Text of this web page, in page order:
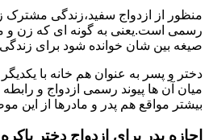
منظور از ازدواج سفید،زندگی مشترک
رسمی است.یعنی به گونه ای که زن و
صیغه بین شان خوانده شود برای
دختر و پسر به عنوان هم خانه با
میان آن ها پیوند رسمی ازدواج و
بیشتر مواقع هم پدر و مادرها از این
اجازه پدر برای ازدواج دختر